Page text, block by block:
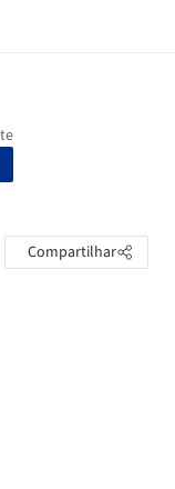
Compartilhar